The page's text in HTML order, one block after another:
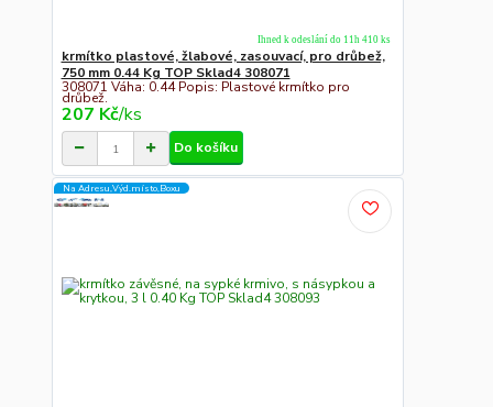
krmítko plastové, žlabové, zasouvací, pro drůbež,
750 mm 0.44 Kg TOP Sklad4 308071
308071 Váha: 0.44 Popis: Plastové krmítko pro
drůbež.
207 Kč/ks
Ihned k odeslání do 11h 410 ks
Do košíku
Na Adresu,Výd.místo,Boxu